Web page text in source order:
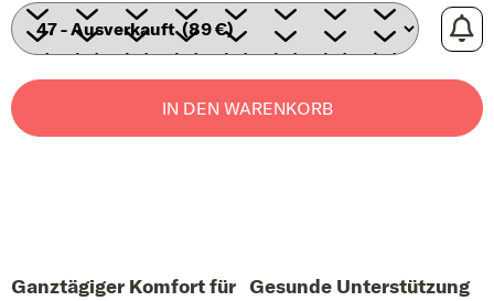
IN DEN WARENKORB
Ganztägiger Komfort für Gesunde Unterstützung